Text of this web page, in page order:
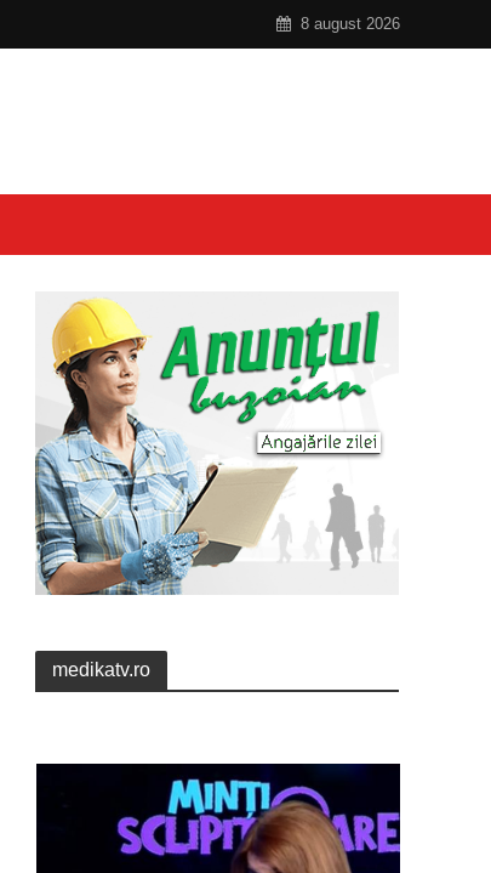
8 august 2026
medikatv.ro